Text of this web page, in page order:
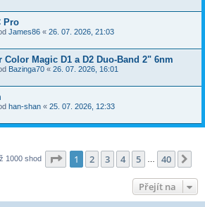
Pro
James86 « 26. 07. 2026, 21:03
Color Magic D1 a D2 Duo-Band 2" 6nm
Bazinga70 « 26. 07. 2026, 16:01
han-shan « 25. 07. 2026, 12:33
1000 shod Stránka z 40
1 2 3 4 5 40
Přejít na